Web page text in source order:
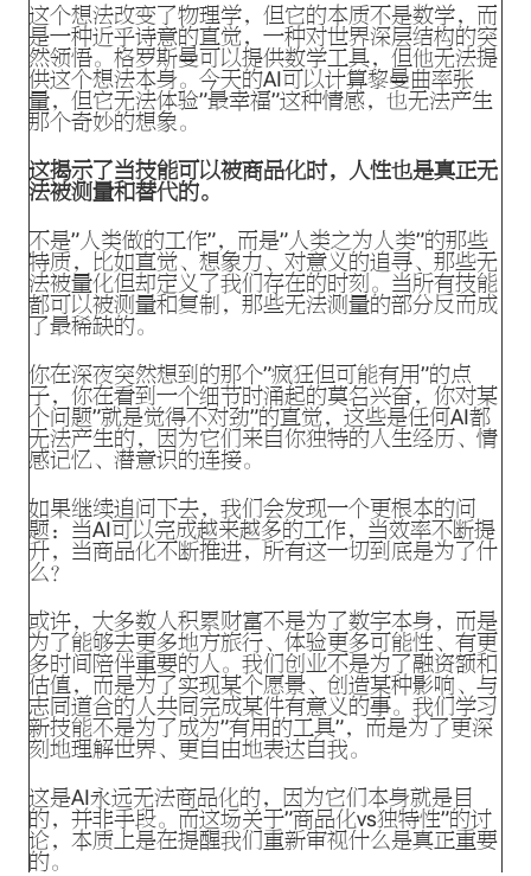
这个想法改变了物理学，但它的本质不是数学，而
是一种近乎诗意的直觉，一种对世界深层结构的突
然领悟。格罗斯曼可以提供数学工具，但他无法提
供这个想法本身。今天的AI可以计算黎曼曲率张
量，但它无法体验”最幸福”这种情感，也无法产生
那个奇妙的想象。
这揭示了当技能可以被商品化时，人性也是真正无
法被测量和替代的。
不是”人类做的工作”，而是”人类之为人类”的那些
特质，比如直觉、想象力、对意义的追寻、那些无
法被量化但却定义了我们存在的时刻。当所有技能
都可以被测量和复制，那些无法测量的部分反而成
了最稀缺的。
你在深夜突然想到的那个”疯狂但可能有用”的点
子，你在看到一个细节时涌起的莫名兴奋，你对某
个问题”就是觉得不对劲”的直觉，这些是任何AI都
无法产生的，因为它们来自你独特的人生经历、情
感记忆、潜意识的连接。
如果继续追问下去，我们会发现一个更根本的问
题：当AI可以完成越来越多的工作，当效率不断提
升，当商品化不断推进，所有这一切到底是为了什
么？
或许，大多数人积累财富不是为了数字本身，而是
为了能够去更多地方旅行、体验更多可能性、有更
多时间陪伴重要的人。我们创业不是为了融资额和
估值，而是为了实现某个愿景、创造某种影响、与
志同道合的人共同完成某件有意义的事。我们学习
新技能不是为了成为”有用的工具”，而是为了更深
刻地理解世界、更自由地表达自我。
这是AI永远无法商品化的，因为它们本身就是目
的，并非手段。而这场关于”商品化vs独特性”的讨
论，本质上是在提醒我们重新审视什么是真正重要
的。